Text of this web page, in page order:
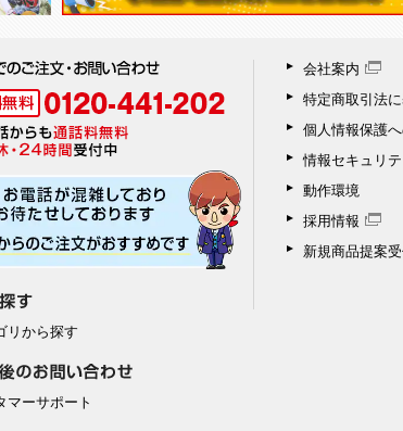
リから探す
マーサポート
会社案内
特定商取引法
個人情報保護
情報セキュリ
動作環境
採用情報
新規商品提案